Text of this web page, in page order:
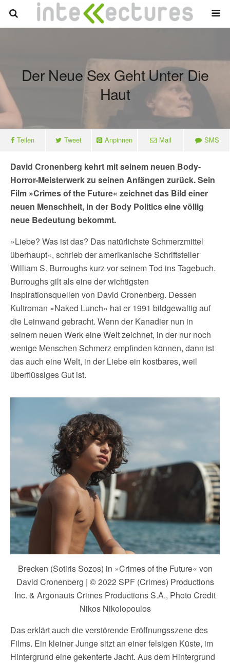
Der Neue Sex Geht Unter Die
Haut
Teilen Tweet Anpinnen Mail SMS
David Cronenberg kehrt mit seinem neuen Body-
Horror-Meisterwerk zu seinen Anfängen zurück. Sein
Film »Crimes of the Future« zeichnet das Bild einer
neuen Menschheit, in der Body Politics eine völlig
neue Bedeutung bekommt.
»Liebe? Was ist das? Das natürlichste Schmerzmittel
überhaupt«, schrieb der amerikanische Schriftsteller
William S. Burroughs kurz vor seinem Tod ins Tagebuch.
Burroughs gilt als eine der wichtigsten
Inspirationsquellen von David Cronenberg. Dessen
Kultroman »Naked Lunch« hat er 1991 bildgewaltig auf
die Leinwand gebracht. Wenn der Kanadier nun in
seinem neuen Werk eine Welt zeichnet, in der nur noch
wenige Menschen Schmerz empfinden können, dann ist
das auch eine Welt, in der Liebe ein kostbares, weil
überflüssiges Gut ist.
Brecken (Sotiris Sozos) in »Crimes of the Future« von
David Cronenberg | © 2022 SPF (Crimes) Productions
Inc. & Argonauts Crimes Productions S.A., Photo Credit
Nikos Nikolopoulos
Das erklärt auch die verstörende Eröffnungsszene des
Films. Ein kleiner Junge sitzt an einer felsigen Küste, im
Hintergrund eine gekenterte Jacht. Aus dem Hintergrund